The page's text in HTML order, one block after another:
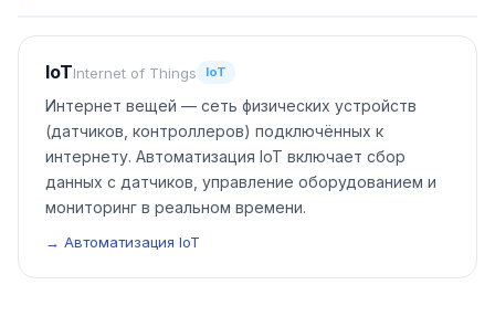
IoTInternet of Things IoT
Интернет вещей — сеть физических устройств
(датчиков, контроллеров) подключённых к
интернету. Автоматизация IoT включает сбор
данных с датчиков, управление оборудованием и
мониторинг в реальном времени.
→ Автоматизация IoT